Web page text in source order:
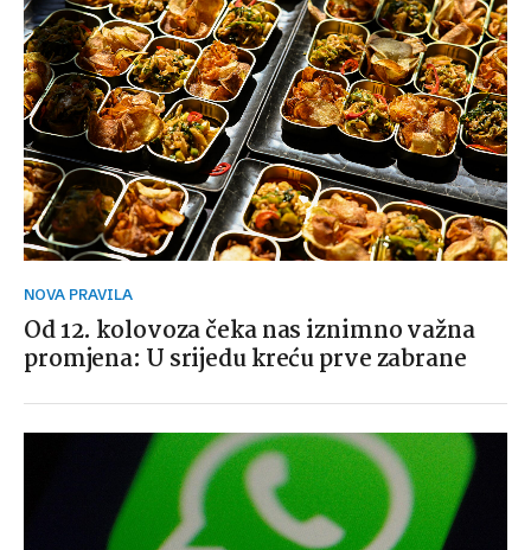
NOVA PRAVILA
Od 12. kolovoza čeka nas iznimno važna
promjena: U srijedu kreću prve zabrane